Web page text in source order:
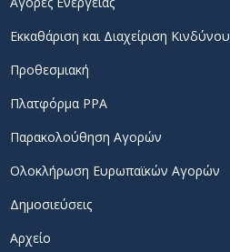
Εκκαθάριση και Διαχείριση Κινδύνου
Προθεσμιακή
Πλατφόρμα PPA
Παρακολούθηση Αγορών
Ολοκλήρωση Ευρωπαϊκών Αγορών
Δημοσιεύσεις
Αρχείο